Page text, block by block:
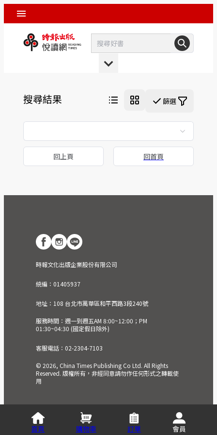
搜尋結果 篩選
回上頁 回首頁
時報文化出版企業股份有限公司
統編：01405937
地址：108 台北市萬華區和平西路3段240號
服務時間：週一到週五AM 8:00~12:00；PM
01:30~04:30 (國定假日除外)
客服電話：02-2304-7103
© 2026, China Times Publishing Co Ltd. All Rights
Reserved. 版權所有，非經同意請勿作任何形式之轉載使
用
首頁 購物車 訂單 會員